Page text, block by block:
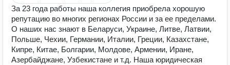
За 23 года работы наша коллегия приобрела хорошую
репутацию во многих регионах России и за ее пределами.
О наших нас знают в Беларуси, Украине, Литве, Латвии,
Польше, Чехии, Германии, Италии, Греции, Казахстане,
Кипре, Китае, Болгарии, Молдове, Армении, Иране,
Азербайджане, Узбекистане и т.д. Наша юридическая